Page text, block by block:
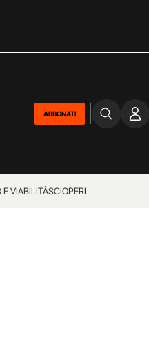
ABBONATI
E VIABILITÀSCIOPERI